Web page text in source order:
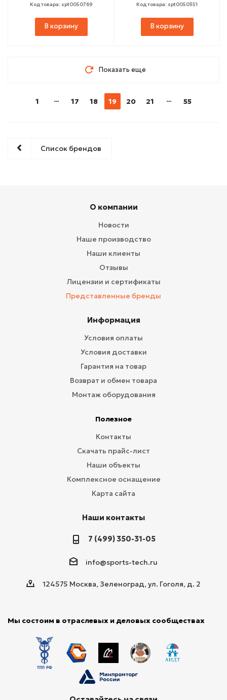
Код товара: spt0050769
В корзину
Код товара: spt0050351
В корзину
Показать еще
1 17 18 19 20 21 55
Список брендов
О компании
Новости
Наше производство
Наши клиенты
Отзывы
Лицензии и сертификаты
Представленные бренды
Информация
Условия оплаты
Условия доставки
Гарантия на товар
Возврат и обмен товара
Монтаж оборудования
Полезное
Контакты
Скачать прайс-лист
Наши объекты
Комплексное оснащение
Карта сайта
Наши контакты
7 (499) 350-31-05
info@sports-tech.ru
124575 Москва, Зеленоград, ул. Гоголя, д. 2
Мы состоим в отраслевых и деловых сообществах